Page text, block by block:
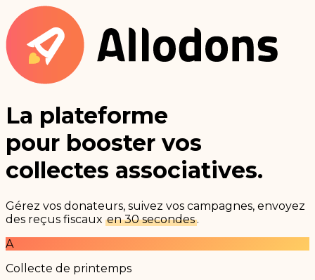
La plateforme
pour booster vos
collectes associatives.
Gérez vos donateurs, suivez vos campagnes, envoyez
des reçus fiscaux en 30 secondes.
A
Collecte de printemps